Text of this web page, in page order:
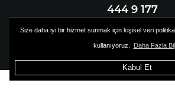
Size daha iyi bir hizmet sunmak için kişisel veri
kullanıyoruz. Daha Fazla
Kabul Et
444 9 177
Akşeker Kurumsal - Tüm Hakları